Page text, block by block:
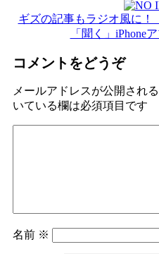
ギズの記事もラジオ風に
「聞く」iPhone
コメントをどうぞ
メールアドレスが公開され
いている欄は必須項目です
名前 ※